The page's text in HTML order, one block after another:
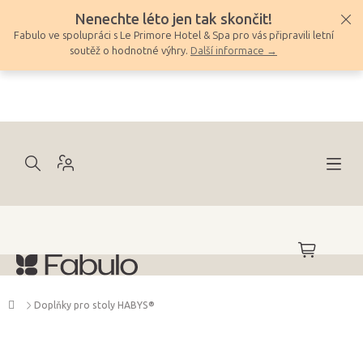
obsah
Nenechte léto jen tak skončit!
Fabulo ve spolupráci s Le Primore Hotel & Spa pro vás připravili letní
soutěž o hodnotné výhry. Další informace →
NÁKUPNÍ
KOŠÍK
Domů
Doplňky pro stoly HABYS®